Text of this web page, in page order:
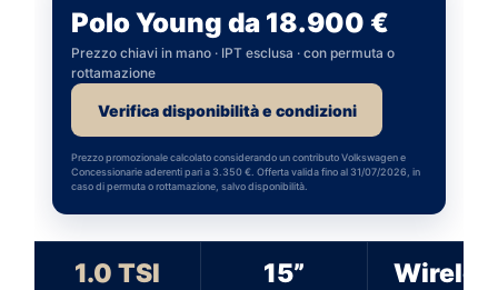
Polo Young da 18.900 €
Prezzo chiavi in mano · IPT esclusa · con permuta o
rottamazione
Verifica disponibilità e condizioni
Prezzo promozionale calcolato considerando un contributo Volkswagen e
Concessionarie aderenti pari a 3.350 €. Offerta valida fino al 31/07/2026, in
caso di permuta o rottamazione, salvo disponibilità.
1.0 TSI 15”